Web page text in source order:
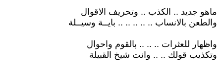
ماهو جديد .. الكذب .. وتحريف الاقوال
والطعن بالانساب .. .. .. .. .. بايــة وسيــلة
واظهار للعثرات .. .. .. بالقوم واحوال
وتكذيب قولك .. .. وانت شيخ القبيلة